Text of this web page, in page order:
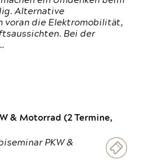
Alternative
voran die Elektromobilität,
Bei der
& Motorrad (2 Termine,
PKW &